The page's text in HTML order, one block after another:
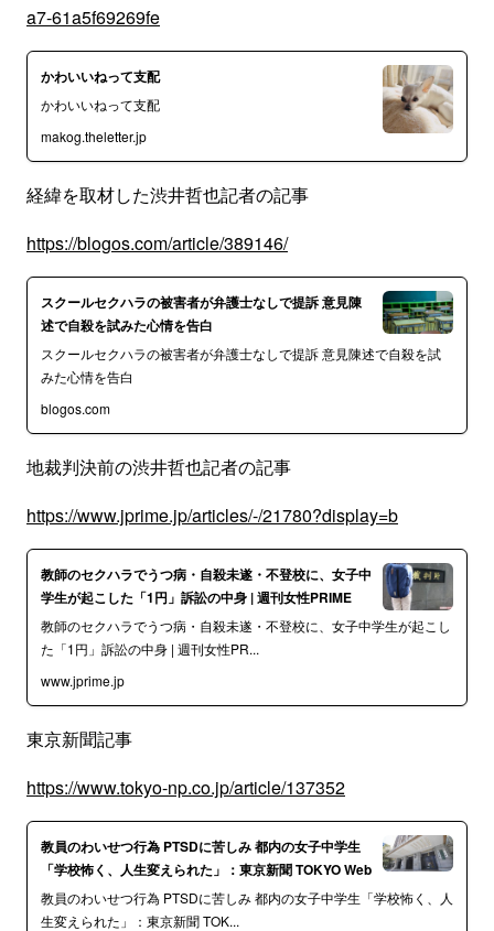
a7-61a5f69269fe
かわいいねって支配
かわいいねって支配
makog.theletter.jp
経緯を取材した渋井哲也記者の記事
https://blogos.com/article/389146/
スクールセクハラの被害者が弁護士なしで提訴 意見陳
述で自殺を試みた心情を告白
スクールセクハラの被害者が弁護士なしで提訴 意見陳述で自殺を試
みた心情を告白
blogos.com
地裁判決前の渋井哲也記者の記事
https://www.jprime.jp/articles/-/21780?display=b
教師のセクハラでうつ病・自殺未遂・不登校に、女子中
学生が起こした「1円」訴訟の中身 | 週刊女性PRIME
教師のセクハラでうつ病・自殺未遂・不登校に、女子中学生が起こし
た「1円」訴訟の中身 | 週刊女性PR...
www.jprime.jp
東京新聞記事
https://www.tokyo-np.co.jp/article/137352
教員のわいせつ行為 PTSDに苦しみ 都内の女子中学生
「学校怖く、人生変えられた」：東京新聞 TOKYO Web
教員のわいせつ行為 PTSDに苦しみ 都内の女子中学生「学校怖く、人
生変えられた」：東京新聞 TOK...